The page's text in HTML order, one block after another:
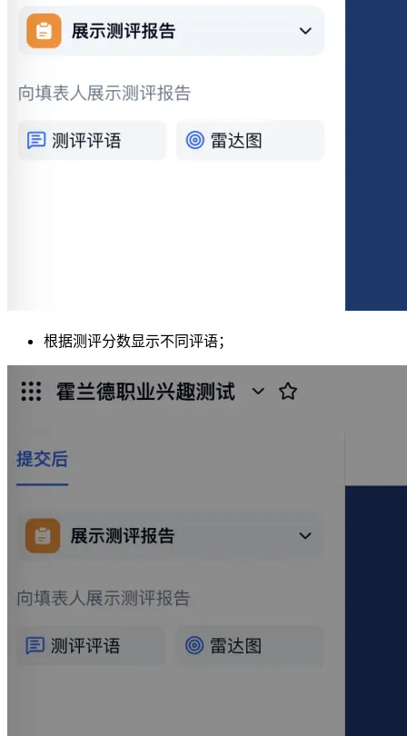
根据测评分数显示不同评语；